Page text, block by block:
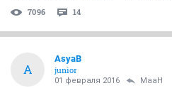
7096 14
A
AsyaB
junior
01 февраля 2016 MaaH